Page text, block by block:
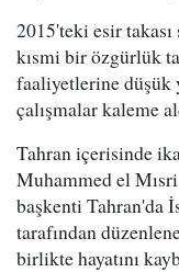
2015'teki esir
kısmi bir özgürlük
faaliyetlerine düşük
çalışmalar kaleme
Tahran içerisinde
Muhammed el
başkenti Tahran'da
tarafından
birlikte hayatını